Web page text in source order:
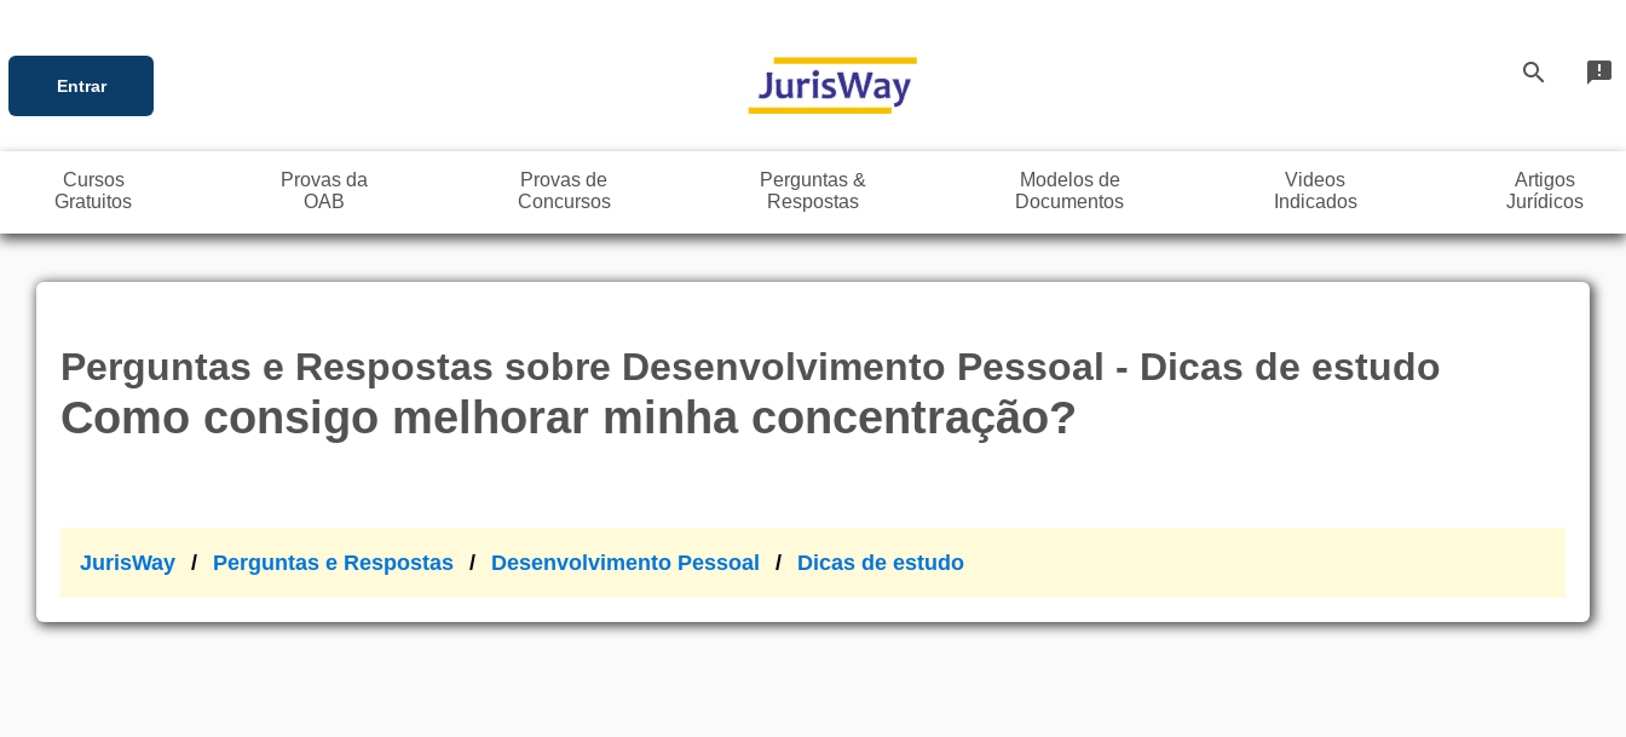
Entrar search announcement
Cursos
Gratuitos
Provas da
OAB
Provas de
Concursos
Perguntas &
Respostas
Modelos de
Documentos
Videos
Indicados
Artigos
Jurídicos
Perguntas e Respostas sobre Desenvolvimento Pessoal - Dicas de estudo
Como consigo melhorar minha concentração?
JurisWay Perguntas e Respostas Desenvolvimento Pessoal Dicas de estudo